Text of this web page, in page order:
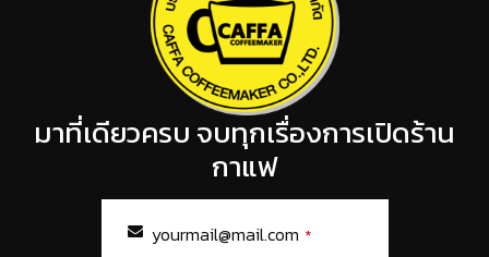
มาที่เดียวครบ จบทุกเรื่องการเปิดร้าน
กาแฟ
yourmail@mail.com *